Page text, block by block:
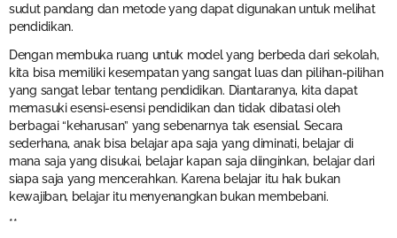
sudut pandang dan metode yang dapat digunakan untuk melihat
pendidikan.
Dengan membuka ruang untuk model yang berbeda dari sekolah,
kita bisa memiliki kesempatan yang sangat luas dan pilihan-pilihan
yang sangat lebar tentang pendidikan. Diantaranya, kita dapat
memasuki esensi-esensi pendidikan dan tidak dibatasi oleh
berbagai “keharusan” yang sebenarnya tak esensial. Secara
sederhana, anak bisa belajar apa saja yang diminati, belajar di
mana saja yang disukai, belajar kapan saja diinginkan, belajar dari
siapa saja yang mencerahkan. Karena belajar itu hak bukan
kewajiban, belajar itu menyenangkan bukan membebani.
**